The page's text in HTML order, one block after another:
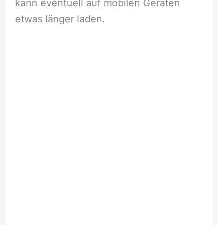
kann eventuell auf mobilen Geräten
etwas länger laden.